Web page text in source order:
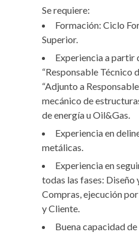
Se requiere:
Formación: Ciclo
Superior.
Experiencia a partir
“Responsable Técnico
“Adjunto a
mecánico de
de energía u Oil&Gas.
Experiencia en
metálicas.
Experiencia en
todas las fases:
Compras, ejecución
y Cliente.
Buena capacidad